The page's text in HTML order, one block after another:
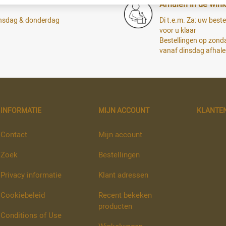
& donderdag
Afhalen in de
Di t.e.m. Za: uw
voor u klaar
Bestellingen op
vanaf dinsdag
INFORMATIE
Contact
Zoek
Privacy informatie
Cookiebeleid
Conditions of Use
MIJN ACCOUNT
Mijn account
Bestellingen
Klant adressen
Recent bekeken
producten